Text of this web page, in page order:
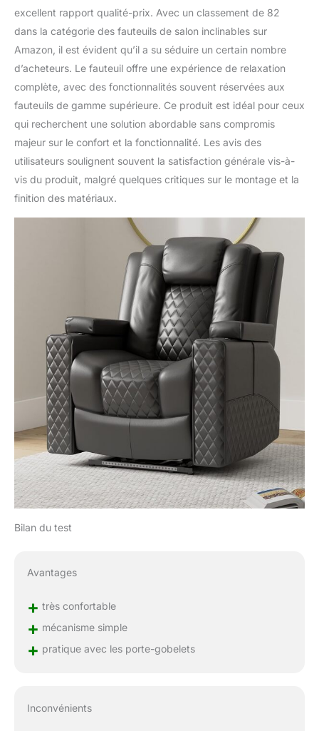
fluide et facile que
possible.
excellent rapport qualité-prix. Avec un classement de 82
dans la catégorie des fauteuils de salon inclinables sur
Amazon, il est évident qu’il a su séduire un certain nombre
d’acheteurs. Le fauteuil offre une expérience de relaxation
complète, avec des fonctionnalités souvent réservées aux
fauteuils de gamme supérieure. Ce produit est idéal pour ceux
qui recherchent une solution abordable sans compromis
majeur sur le confort et la fonctionnalité. Les avis des
utilisateurs soulignent souvent la satisfaction générale vis-à-
vis du produit, malgré quelques critiques sur le montage et la
finition des matériaux.
Bilan du test
Avantages
+ très confortable
+ mécanisme simple
+ pratique avec les porte-gobelets
Inconvénients